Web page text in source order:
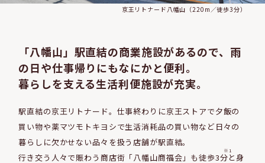
京王リトナード八幡山（220m／徒歩3分）
「八幡山」駅直結の商業施設があるので、雨
の日や仕事帰りにもなにかと便利。
暮らしを支える生活利便施設が充実。
駅直結の京王リトナード。仕事終わりに京王ストアで夕飯の
買い物や薬マツモトキヨシで生活消耗品の買い物など日々の
暮らしに欠かせない品々を扱う店舗が駅直結。
行き交う人々で賑わう商店街「八幡山商福会」も徒歩3分
※1
と身